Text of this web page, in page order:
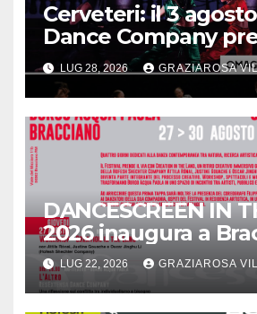
Cerveteri: il 3
Dance Company
“Trittico d’autore”
LUG 28, 2026 GRAZIAROSA
DANCESCREEN IN
2026 inaugura a
quattro giorni di
paesaggio e
contemporanea
LUG 22, 2026 GRAZIAROSA